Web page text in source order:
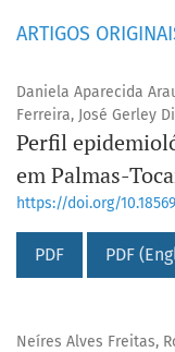
ARTIGOS
Daniela Aparecida
Ferreira, José Gerley
Perfil
em Palmas-
https://doi.org/
PDF PDF
Neíres Alves Freitas,